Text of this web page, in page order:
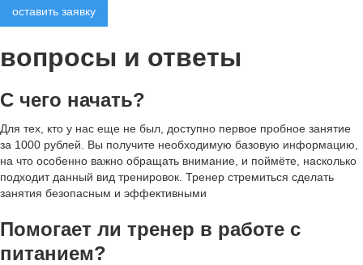
оставить заявку
вопросы и ответы
С чего начать?
Для тех, кто у нас еще не был, доступно первое пробное занятие
за 1000 рублей. Вы получите необходимую базовую информацию,
на что особенно важно обращать внимание, и поймёте, насколько
подходит данный вид тренировок. Тренер стремиться сделать
занятия безопасным и эффективными
Помогает ли тренер в работе с
питанием?